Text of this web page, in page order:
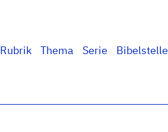
Rubrik Thema Serie Bibelstelle